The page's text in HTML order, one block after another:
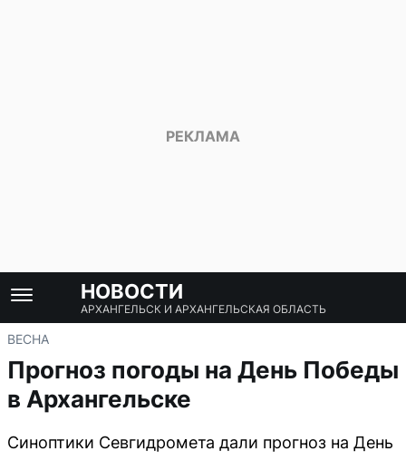
НОВОСТИ
АРХАНГЕЛЬСК И АРХАНГЕЛЬСКАЯ ОБЛАСТЬ
ВЕСНА
Прогноз погоды на День Победы
в Архангельске
Синоптики Севгидромета дали прогноз на День